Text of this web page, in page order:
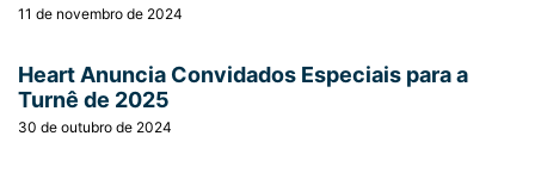
11 de novembro de 2024
Heart Anuncia Convidados Especiais para a
Turnê de 2025
30 de outubro de 2024